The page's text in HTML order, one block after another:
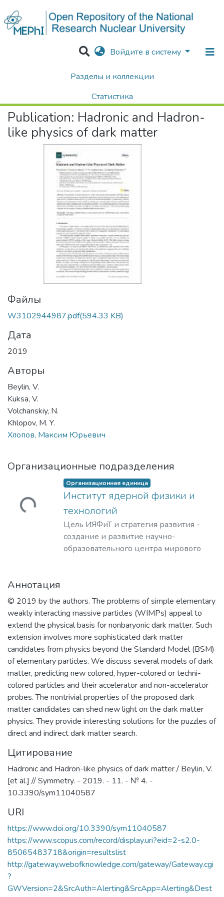
Войдите в систему
Разделы и коллекции
Статистика
Поиск
Научные публикации / Препринты
Publication: Hadronic and Hadron-
like physics of dark matter
Файлы
W3102944987.pdf(594.33 KB)
Дата
2019
Авторы
Beylin, V.
Kuksa, V.
Volchanskiy, N.
Khlopov, M. Y.
Хлопов, Максим Юрьевич
Организационные подразделения
Организационная единица
Институт ядерной физики и
технологий
Цель ИЯФиТ и стратегия развития -
создание и развитие научно-
образовательного центра мирового
элементарных частиц, астрофизики и
космофизики.
Аннотация
© 2019 by the authors. The problems of simple elementary
weakly interacting massive particles (WIMPs) appeal to
extend the physical basis for nonbaryonic dark matter. Such
extension involves more sophisticated dark matter
candidates from physics beyond the Standard Model (BSM)
of elementary particles. We discuss several models of dark
matter, predicting new colored, hyper-colored or techni-
colored particles and their accelerator and non-accelerator
probes. The nontrivial properties of the proposed dark
matter candidates can shed new light on the dark matter
physics. They provide interesting solutions for the puzzles of
direct and indirect dark matter search.
Цитирование
Hadronic and Hadron-like physics of dark matter / Beylin, V.
[et al.] // Symmetry. - 2019. - 11. - № 4. -
10.3390/sym11040587
URI
https://www.doi.org/10.3390/sym11040587
https://www.scopus.com/record/display.uri?eid=2-s2.0-
85065483718&origin=resultslist
http://gateway.webofknowledge.com/gateway/Gateway.cgi
?
GWVersion=2&SrcAuth=Alerting&SrcApp=Alerting&Dest